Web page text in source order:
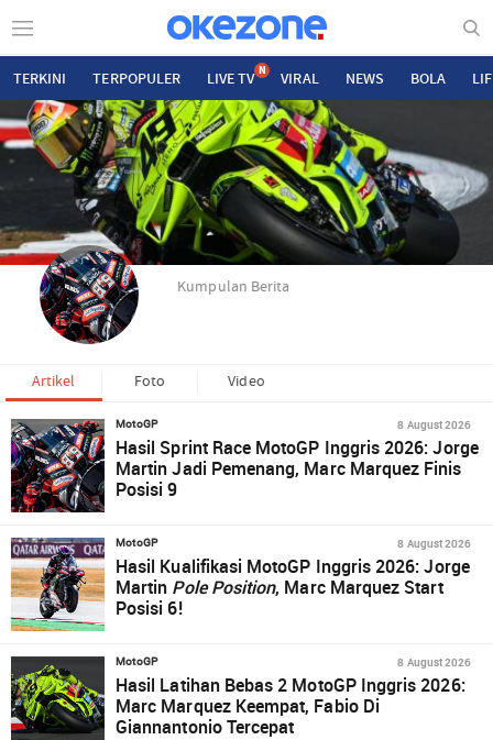
TERKINI TERPOPULER LIVE TV N VIRAL NEWS BOLA
Kumpulan Berita
Artikel Foto Video
MotoGP 8 August 2026
Hasil Sprint Race MotoGP Inggris 2026: Jorge
Martin Jadi Pemenang, Marc Marquez Finis
Posisi 9
MotoGP 8 August 2026
Hasil Kualifikasi MotoGP Inggris 2026: Jorge
Martin Pole Position, Marc Marquez Start
Posisi 6!
MotoGP 8 August 2026
Hasil Latihan Bebas 2 MotoGP Inggris 2026:
Marc Marquez Keempat, Fabio Di
Giannantonio Tercepat